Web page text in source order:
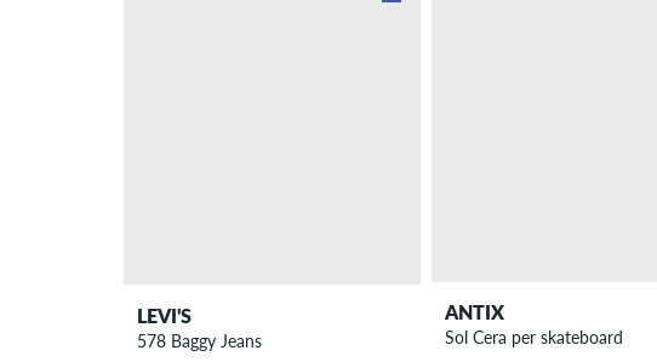
LEVI'S
578 Baggy Jeans
ANTIX
Sol Cera per skateboard